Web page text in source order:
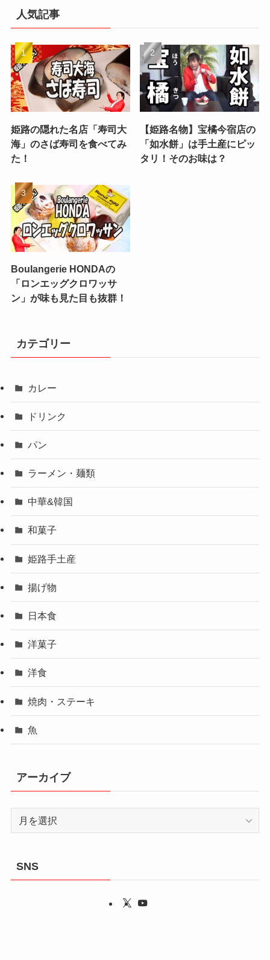
人気記事
姫路の隠れた名店「寿司大
海」のさば寿司を食べてみ
た！
【姫路名物】宝橘今宿店の
「如水餅」は手土産にピッ
タリ！そのお味は？
Boulangerie HONDAの
「ロンエッグクロワッサ
ン」が味も見た目も抜群！
カテゴリー
カレー
ドリンク
パン
ラーメン・麺類
中華&韓国
和菓子
姫路手土産
揚げ物
日本食
洋菓子
洋食
焼肉・ステーキ
魚
アーカイブ
SNS